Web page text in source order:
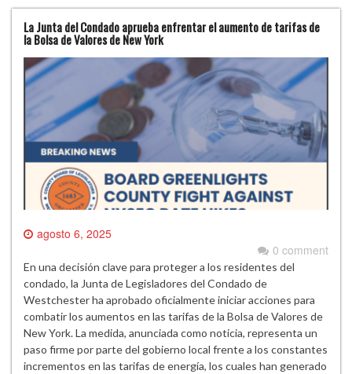
La Junta del Condado aprueba enfrentar el aumento de tarifas de
la Bolsa de Valores de New York
agosto 6, 2025
0 comment
En una decisión clave para proteger a los residentes del
condado, la Junta de Legisladores del Condado de
Westchester ha aprobado oficialmente iniciar acciones para
combatir los aumentos en las tarifas de la Bolsa de Valores de
New York. La medida, anunciada como noticia, representa un
paso firme por parte del gobierno local frente a los constantes
incrementos en las tarifas de energía, los cuales han generado